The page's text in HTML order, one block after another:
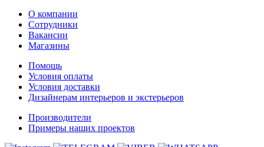
О компании
Сотрудники
Вакансии
Магазины
Помощь
Условия оплаты
Условия доставки
Дизайнерам интерьеров и экстерьеров
Производители
Примеры наших проектов